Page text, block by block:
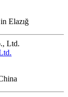
Elazığ